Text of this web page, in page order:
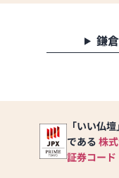
≪はせがわ店舗サー
ご案内≫
●ご来店予約(ペー
申込ください)
●お電話(ご相談や
注文を承ります。お
寄りください。
【駐車場】15台 鎌
「いい仏
である 株
証券コード